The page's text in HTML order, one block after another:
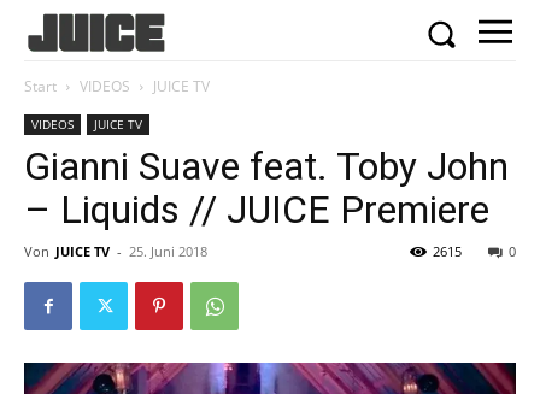
Start VIDEOS JUICE TV
VIDEOS JUICE TV
Gianni Suave feat. Toby John
– Liquids // JUICE Premiere
Von JUICE TV - 25. Juni 2018 0
2615